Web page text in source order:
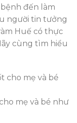
đến làm
người tin tưởng
Huế có thực
cùng tìm hiểu
mẹ và bé như